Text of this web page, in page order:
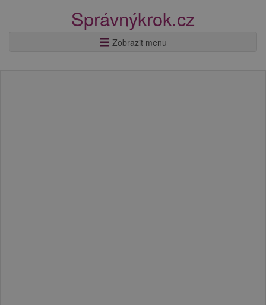
Správnýkrok.cz
Zobrazit menu